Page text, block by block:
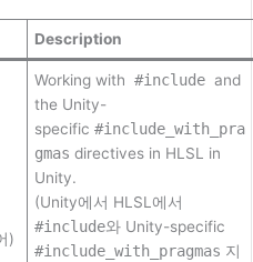
Description
)
Working with #include and
the Unity-
specific#include_with_pra
gmas directives in HLSL in
Unity.
(Unity에서 HLSL에서
#include와 Unity-specific
#include_with_pragmas 지